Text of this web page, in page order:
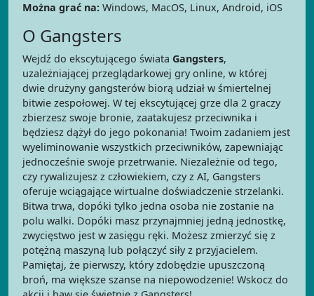
Można grać na: Windows, MacOS, Linux, Android, iOS
O Gangsters
Wejdź do ekscytującego świata Gangsters,
uzależniającej przeglądarkowej gry online, w której
dwie drużyny gangsterów biorą udział w śmiertelnej
bitwie zespołowej. W tej ekscytującej grze dla 2 graczy
zbierzesz swoje bronie, zaatakujesz przeciwnika i
będziesz dążył do jego pokonania! Twoim zadaniem jest
wyeliminowanie wszystkich przeciwników, zapewniając
jednocześnie swoje przetrwanie. Niezależnie od tego,
czy rywalizujesz z człowiekiem, czy z AI, Gangsters
oferuje wciągające wirtualne doświadczenie strzelanki.
Bitwa trwa, dopóki tylko jedna osoba nie zostanie na
polu walki. Dopóki masz przynajmniej jedną jednostkę,
zwycięstwo jest w zasięgu ręki. Możesz zmierzyć się z
potężną maszyną lub połączyć siły z przyjacielem.
Pamiętaj, że pierwszy, który zdobędzie upuszczoną
broń, ma większe szanse na niepowodzenie! Wskocz do